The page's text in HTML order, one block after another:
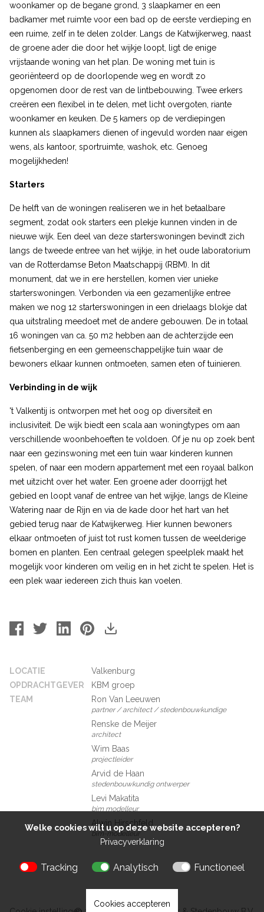
Welke cookies wilt u op deze website accepteren?
Privacyverklaring
Tracking Analytisch Functioneel
Cookies accepteren
woonkamer op de begane grond, 3 slaapkamer en een
badkamer met ruimte voor een bad op de eerste verdieping en
een ruime, zelf in te delen zolder. Langs de Katwijkerweg, naast
de groene ader die door het wijkje loopt, ligt de enige
vrijstaande woning van het plan. De woning met tuin is
georiënteerd op de doorlopende weg en wordt zo
opgenomen door de rest van de lintbebouwing. Twee erkers
creëren een flexibel in te delen, met licht overgoten, riante
woonkamer en keuken. De 5 kamers op de verdiepingen
kunnen als slaapkamers dienen of ingevuld worden naar eigen
wens, als kantoor, sportruimte, washok, etc. Genoeg
mogelijkheden!
Starters
De helft van de woningen realiseren we in het betaalbare
segment, zodat ook starters een plekje kunnen vinden in de
nieuwe wijk. Een deel van deze starterswoningen bevindt zich
langs de tweede entree van het wijkje, in het oude laboratorium
van de Rotterdamse Beton Maatschappij (RBM). In dit
monument, dat we in ere herstellen, komen vier unieke
starterswoningen. Verbonden via een gezamenlijke entree
maken we nog 12 starterswoningen in een drielaags blokje dat
qua uitstraling meedoet met de andere gebouwen. De in totaal
16 woningen van ca. 50 m2 hebben aan de achterzijde een
fietsenberging en een gemeenschappelijke tuin waar de
bewoners elkaar kunnen ontmoeten, samen eten of tuinieren.
Verbinding in de wijk
't Valkentij is ontworpen met het oog op diversiteit en
inclusiviteit. De wijk biedt een scala aan woningtypes om aan
verschillende woonbehoeften te voldoen. Of je nu op zoek bent
naar een gezinswoning met een tuin waar kinderen kunnen
spelen, of naar een modern appartement met een royaal balkon
met uitzicht over het water. Een groene ader doorrijgt het
gebied en loopt vanaf de entree van het wijkje, langs de Kleine
Watering naar de Rijn en via de kade door het hart van het
gebied terug naar de Katwijkerweg. Hier kunnen bewoners
elkaar ontmoeten of juist tot rust komen tussen de weelderige
bomen en planten. Een centraal gelegen speelplek maakt het
mogelijk voor kinderen om veilig en in het zicht te spelen. Het is
een plek waar iedereen zich thuis kan voelen.
LOCATIE
Valkenburg
OPDRACHTGEVER
KBM groep
TEAM
Ron Van Leeuwen
partner / architect / stedenbouwkundige
Renske de Meijer
architect
Wim Baas
projectleider
Arvid de Haan
stedenbouwkundig ontwerper
Levi Makatita
bim modelleur
Alwin Hirschfeld
bim-modelleur